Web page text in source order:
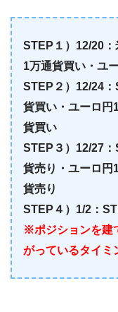
STEP１）12/20：
1万通貨買い・ユ
STEP２）12/24
貨買い・ユーロ円
貨買い
STEP３）12/27：
貨売り・ユーロ円
貨売り
STEP４）1/2：
※ポジションを建
がっているタイミ